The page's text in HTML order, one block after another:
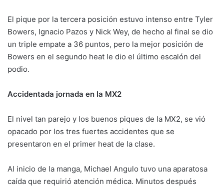
El pique por la tercera posición estuvo intenso entre Tyler
Bowers, Ignacio Pazos y Nick Wey, de hecho al final se dio
un triple empate a 36 puntos, pero la mejor posición de
Bowers en el segundo heat le dio el último escalón del
podio.
Accidentada jornada en la MX2
El nivel tan parejo y los buenos piques de la MX2, se vió
opacado por los tres fuertes accidentes que se
presentaron en el primer heat de la clase.
Al inicio de la manga, Michael Angulo tuvo una aparatosa
caída que requirió atención médica. Minutos después